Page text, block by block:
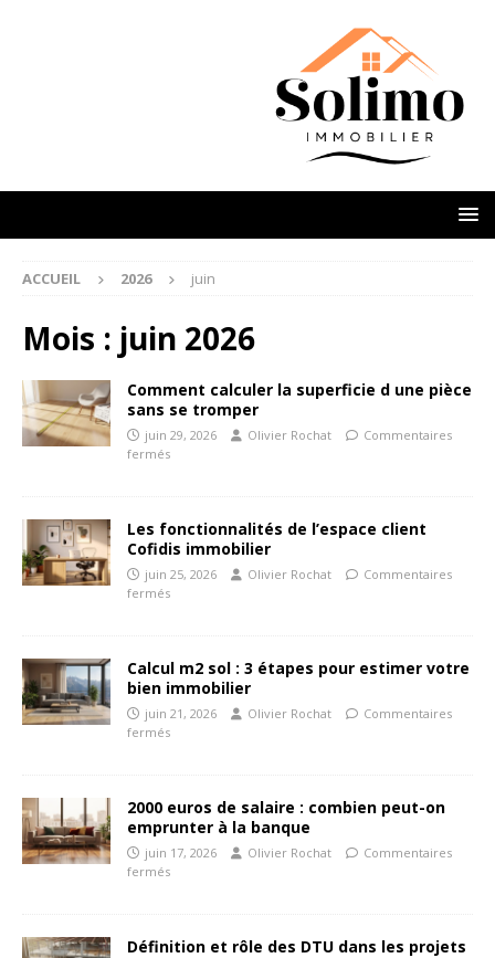
ACCUEIL 2026 juin
Mois : juin 2026
Comment calculer la superficie d une pièce
sans se tromper
juin 29, 2026 Olivier Rochat
Commentaires
fermés
Les fonctionnalités de l’espace client
Cofidis immobilier
juin 25, 2026 Olivier Rochat
Commentaires
fermés
Calcul m2 sol : 3 étapes pour estimer votre
bien immobilier
juin 21, 2026 Olivier Rochat
Commentaires
fermés
2000 euros de salaire : combien peut-on
emprunter à la banque
juin 17, 2026 Olivier Rochat
Commentaires
fermés
Définition et rôle des DTU dans les projets